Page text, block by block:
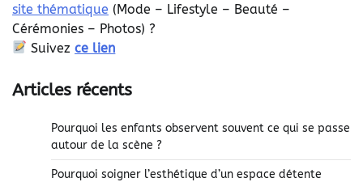
site thématique (Mode – Lifestyle – Beauté –
Cérémonies – Photos) ?
Suivezce lien
Articles récents
Pourquoi les enfants observent souvent ce qui se passe
autour de la scène ?
Pourquoi soigner l’esthétique d’un espace détente